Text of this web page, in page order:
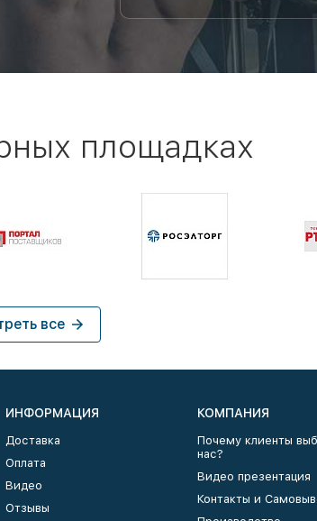
площадках
все
ИНФОРМАЦИЯ
Доставка
Оплата
Видео
Отзывы
КОМПАНИЯ
Почему клиенты
нас?
Видео презентация
Контакты и